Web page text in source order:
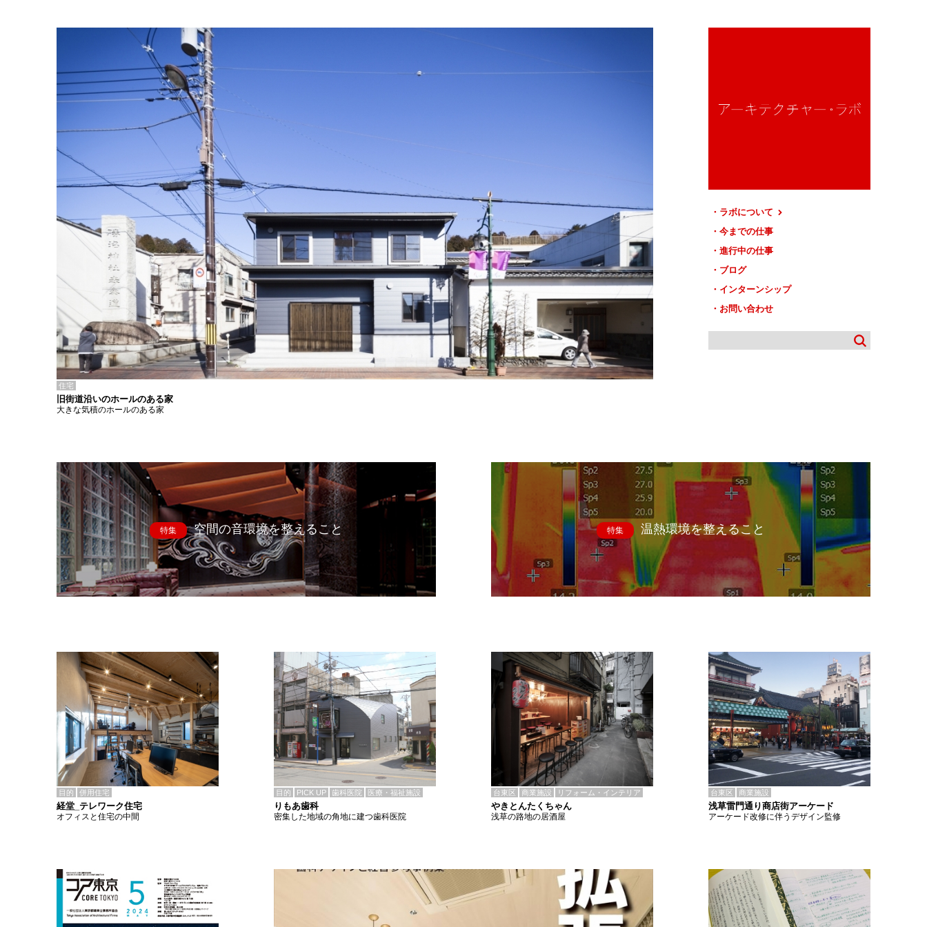
ラボについて
今までの仕事
進行中の仕事
ブログ
インターンシップ
お問い合わせ
住宅
旧街道沿いのホールのある家
大きな気積のホールのある家
特集 空間の音環境を整えること 特集 温熱環境を整えること
目的 併用住宅
経堂_テレワーク住宅
オフィスと住宅の中間
目的 PICK UP 歯科医院 医療・福祉施設
りもあ歯科
密集した地域の角地に建つ歯科医院
台東区 商業施設 リフォーム・インテリア
やきとんたくちゃん
浅草の路地の居酒屋
台東区 商業施設
浅草雷門通り商店街アーケード
アーケード改修に伴うデザイン監修